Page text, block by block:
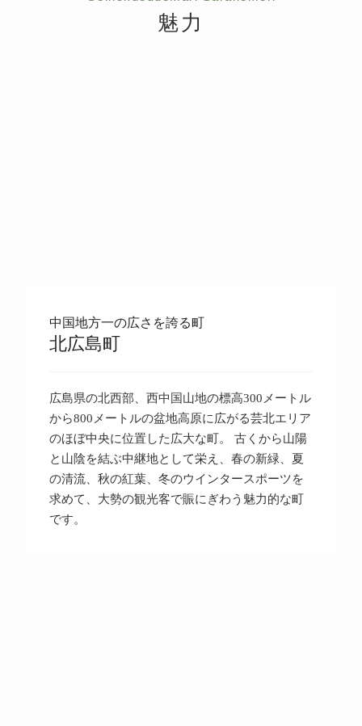
魅力
中国地方一の広さを誇る町
北広島町
広島県の北西部、西中国山地の標高300メートル
から800メートルの盆地高原に広がる芸北エリア
のほぼ中央に位置した広大な町。 古くから山陽
と山陰を結ぶ中継地として栄え、春の新緑、夏
の清流、秋の紅葉、冬のウインタースポーツを
求めて、大勢の観光客で賑にぎわう魅力的な町
です。